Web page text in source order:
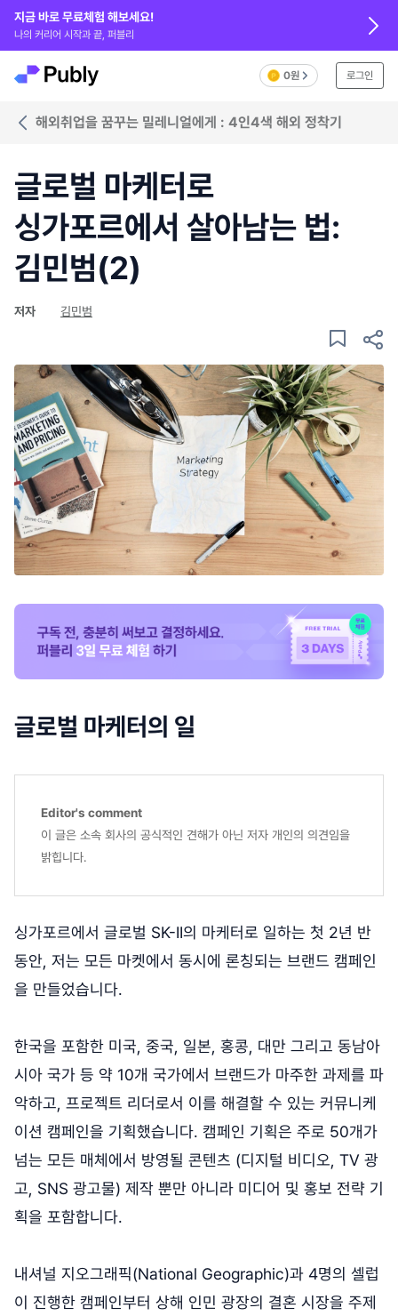
지금 바로 무료체험 해보세요!
나의 커리어 시작과 끝, 퍼블리
0원 로그인
해외취업을 꿈꾸는 밀레니얼에게 : 4인4색 해외 정착기
글로벌 마케터로
싱가포르에서 살아남는 법:
김민범(2)
저자 김민범
글로벌 마케터의 일
Editor's comment
이 글은 소속 회사의 공식적인 견해가 아닌 저자 개인의 의견임을
밝힙니다.
싱가포르에서 글로벌 SK-II의 마케터로 일하는 첫 2년 반
동안, 저는 모든 마켓에서 동시에 론칭되는 브랜드 캠페인
을 만들었습니다.
한국을 포함한 미국, 중국, 일본, 홍콩, 대만 그리고 동남아
시아 국가 등 약 10개 국가에서 브랜드가 마주한 과제를 파
악하고, 프로젝트 리더로서 이를 해결할 수 있는 커뮤니케
이션 캠페인을 기획했습니다. 캠페인 기획은 주로 50개가
넘는 모든 매체에서 방영될 콘텐츠 (디지털 비디오, TV 광
고, SNS 광고물) 제작 뿐만 아니라 미디어 및 홍보 전략 기
획을 포함합니다.
내셔널 지오그래픽(National Geographic)과 4명의 셀럽
이 진행한 캠페인부터 상해 인민 광장의 결혼 시장을 주제